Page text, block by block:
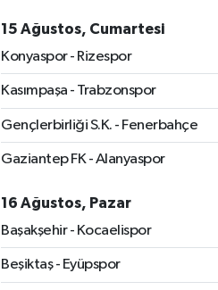
15 Ağustos, Cumartesi
Konyaspor - Rizespor
Kasımpaşa - Trabzonspor
Gençlerbirliği S.K. - Fenerbahçe
Gaziantep FK - Alanyaspor
16 Ağustos, Pazar
Başakşehir - Kocaelispor
Beşiktaş - Eyüpspor